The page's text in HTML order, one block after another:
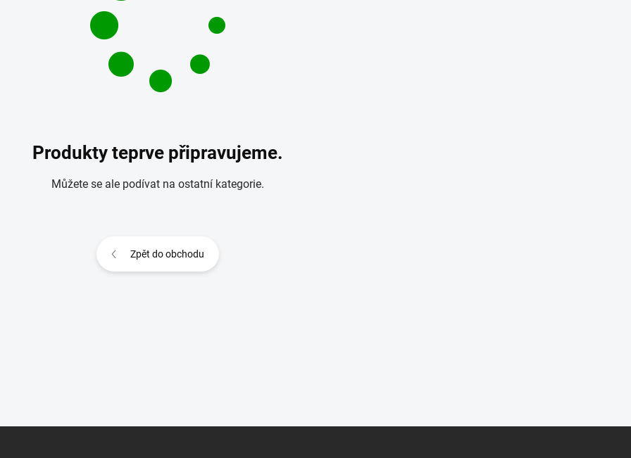
Produkty teprve připravujeme.
Můžete se ale podívat na ostatní kategorie.
Zpět do obchodu